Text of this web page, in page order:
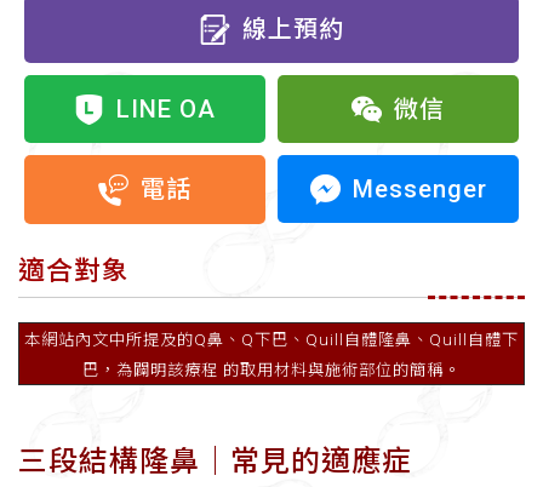
線上預約
LINE OA 微信
電話 Messenger
適合對象
本網站內文中所提及的Q鼻、Q下巴、Quill自體隆鼻、Quill自體下
巴，為闢明該療程 的取用材料與施術部位的簡稱。
三段結構隆鼻│常見的適應症